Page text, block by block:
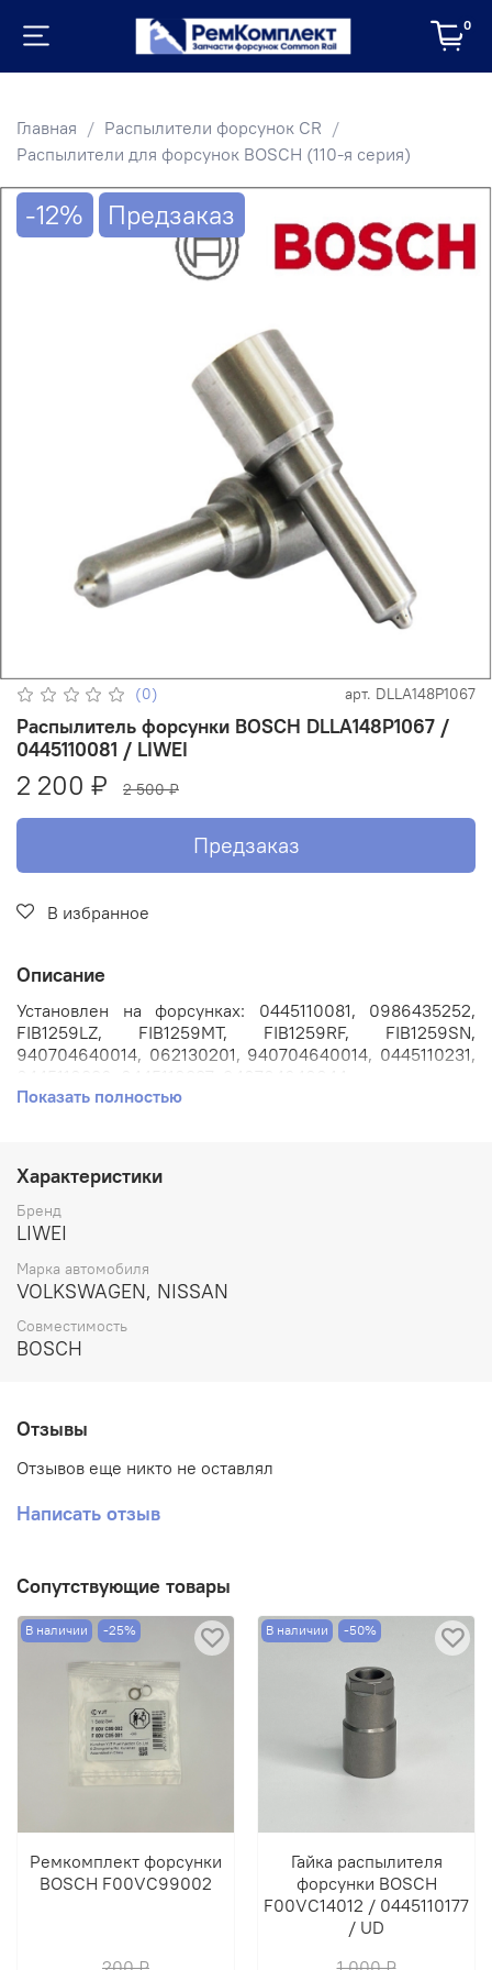
0
Главная
Распылители форсунок CR
Распылители для форсунок BOSCH (110-я серия)
-12% Предзаказ
(0) арт. DLLA148P1067
Распылитель форсунки BOSCH DLLA148P1067 /
0445110081 / LIWEI
2 200 ₽ 2 500 ₽
Предзаказ
В избранное
Описание
Установлен на форсунках: 0445110081, 0986435252,
FIB1259LZ, FIB1259MT, FIB1259RF, FIB1259SN,
940704640014, 062130201, 940704640014, 0445110231,
двигателем 2.8л. MWM.
Артикул: DLLA148P1067.
Номера аналогов: ALLA148P1067, 0433171693.
Показать полностью
Характеристики
Бренд
LIWEI
Марка автомобиля
VOLKSWAGEN, NISSAN
Совместимость
BOSCH
Отзывы
Отзывов еще никто не оставлял
Написать отзыв
Сопутствующие товары
В наличии -25%
Ремкомплект форсунки
BOSCH F00VC99002
В наличии -50%
Гайка распылителя
форсунки BOSCH
F00VC14012 / 0445110177
/ UD